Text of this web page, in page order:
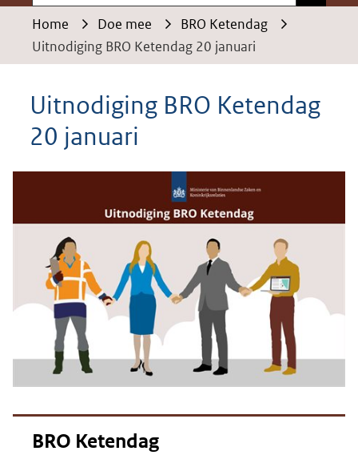
Home Doe mee
BRO Ketendag
Uitnodiging BRO Ketendag 20 januari
Uitnodiging BRO Ketendag
20 januari
BRO Ketendag